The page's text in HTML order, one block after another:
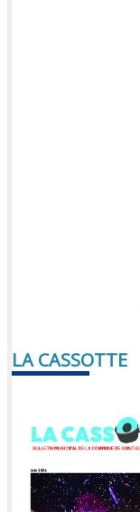
LA CASSOTTE